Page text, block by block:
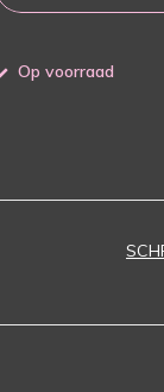
Op voorraad